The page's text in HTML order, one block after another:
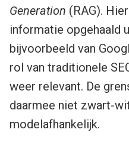
Generation (RAG).
informatie opgehaald
bijvoorbeeld van
rol van traditionele
weer relevant. De
daarmee niet zwart-
modelafhankelijk.